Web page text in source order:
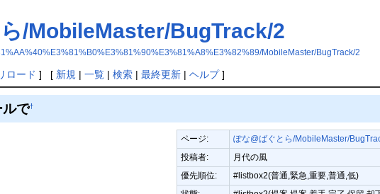
/MobileMaster/BugTrack/2
MobileMaster/BugTrack/2
ロード ] [ 新規 | 一覧| 検索| 最終更新| ヘルプ]
で†
ページ:
ぽな@ばぐとら/MobileMaster/
投稿者:
月代の風
優先順位:
#listbox2(普通,緊急,重要,普通,低)